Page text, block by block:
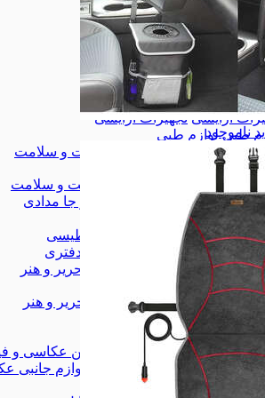
کیف
کمری
کیف کمری
دسته بندی های مد و پوشاک
مد و پوشاک
آرایشی
لوازم آرایشی
آرایشی تجهیزات آرایشی
طبی لوازم طبی
دسته بندی های آرایشی، بهداشت و سلامت
آرایشی، بهداشت و سلامت
کوله و جا مدادی
کیف، کوله و جا مدادی
چسب
برد مغناطیسی
وایت برد مغناطیسی
اداری و دفتری
لوازم اداری و دفتری
دسته بندی های کتاب، لوازم التحریر و هنر
التحریر و هنر کتاب، لوازم التحریر و هنر
شاخه‌ی جدید
عکاسی و فیلم برداری
دوربین عکاسی و
جانبی عکاسی و فیلمبرداری
لوازم جانبی
موبایل
ناموجود